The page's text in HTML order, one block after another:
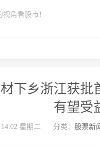
角看股市！
下乡浙江获
有望受
星期二 分类： 股票新